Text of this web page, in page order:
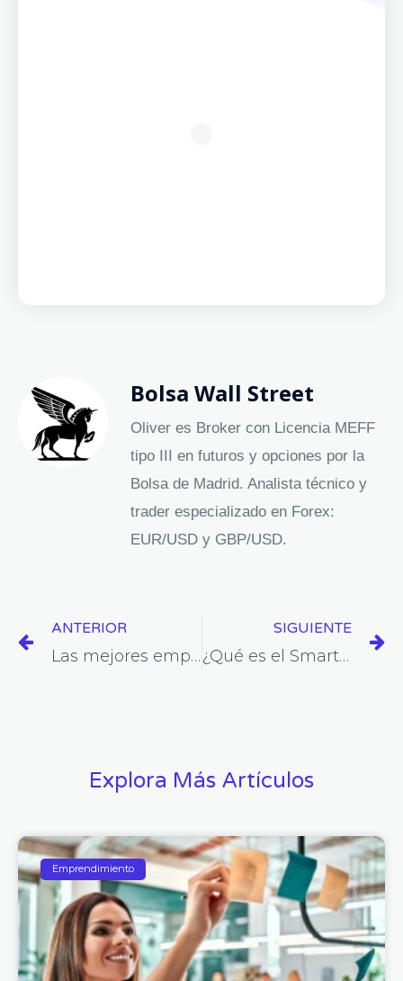
Bolsa Wall Street
Oliver es Broker con Licencia MEFF
tipo III en futuros y opciones por la
Bolsa de Madrid. Analista técnico y
trader especializado en Forex:
EUR/USD y GBP/USD.
ANTERIOR
Las mejores empresas de fondeo de trading en el mercado en 2024
SIGUIENTE
¿Qué es el Smart Money Trading? Una guía completa para principiantes
Explora Más Artículos
Emprendimiento